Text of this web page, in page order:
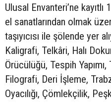
Ulusal Envanteri’ne
el sanatlarından olmak
taşıyıcısı ile şölende yer
Kaligrafi, Telkâri, Halı
Örücülüğü, Tespih Yapımı,
Filografi, Deri İşleme,
Oyacılığı, Çömlekçilik,